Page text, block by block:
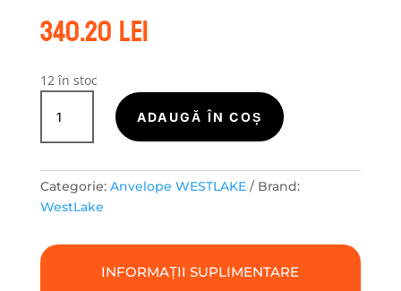
340.20lei
12 în stoc
Cantitate
WestLake
ZUPERECO
107
245/45R18
ADAUGĂ ÎN COȘ
Categorie: Anvelope WESTLAKE
Brand:
WestLake
INFORMAȚII SUPLIMENTARE